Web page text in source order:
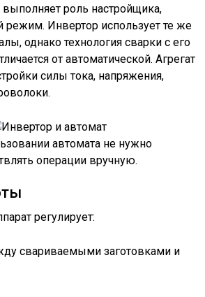
роль настройщика,
Инвертор использует те же
однако технология сварки с его
от автоматической. Агрегат
силы тока, напряжения,
автомата не нужно
операции вручную.
регулирует:
свариваемыми заготовками и